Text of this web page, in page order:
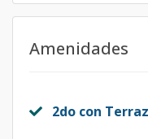
Amenidades
2do con